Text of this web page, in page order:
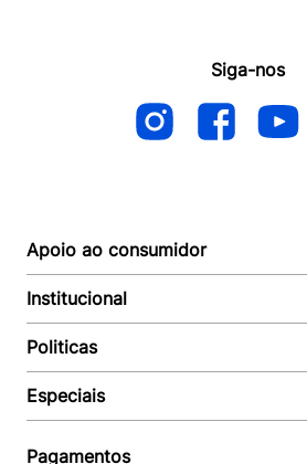
Siga-nos
Apoio ao consumidor
Autoatendimento
Suporte e reparo
Acompanhar Entrega
Baixe o APP
Institucional
Quem somos
Revendedor
Seja um Revendedor
Politicas
Política de Entrega
Política de Pagamento
Política de Privacidade
Especiais
Pagamentos